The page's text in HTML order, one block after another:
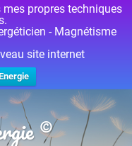
propres techniques
- Magnétisme
site internet
©